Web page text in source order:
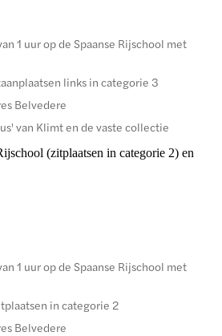
1 uur op de Spaanse Rijschool met
links in categorie 3
Belvedere
van Klimt en de vaste collectie
(zitplaatsen in categorie 2) en
1 uur op de Spaanse Rijschool met
in categorie 2
Belvedere